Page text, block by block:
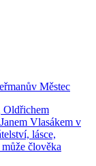
Městec
Oldřichem
Vlasákem v
lásce,
člověka